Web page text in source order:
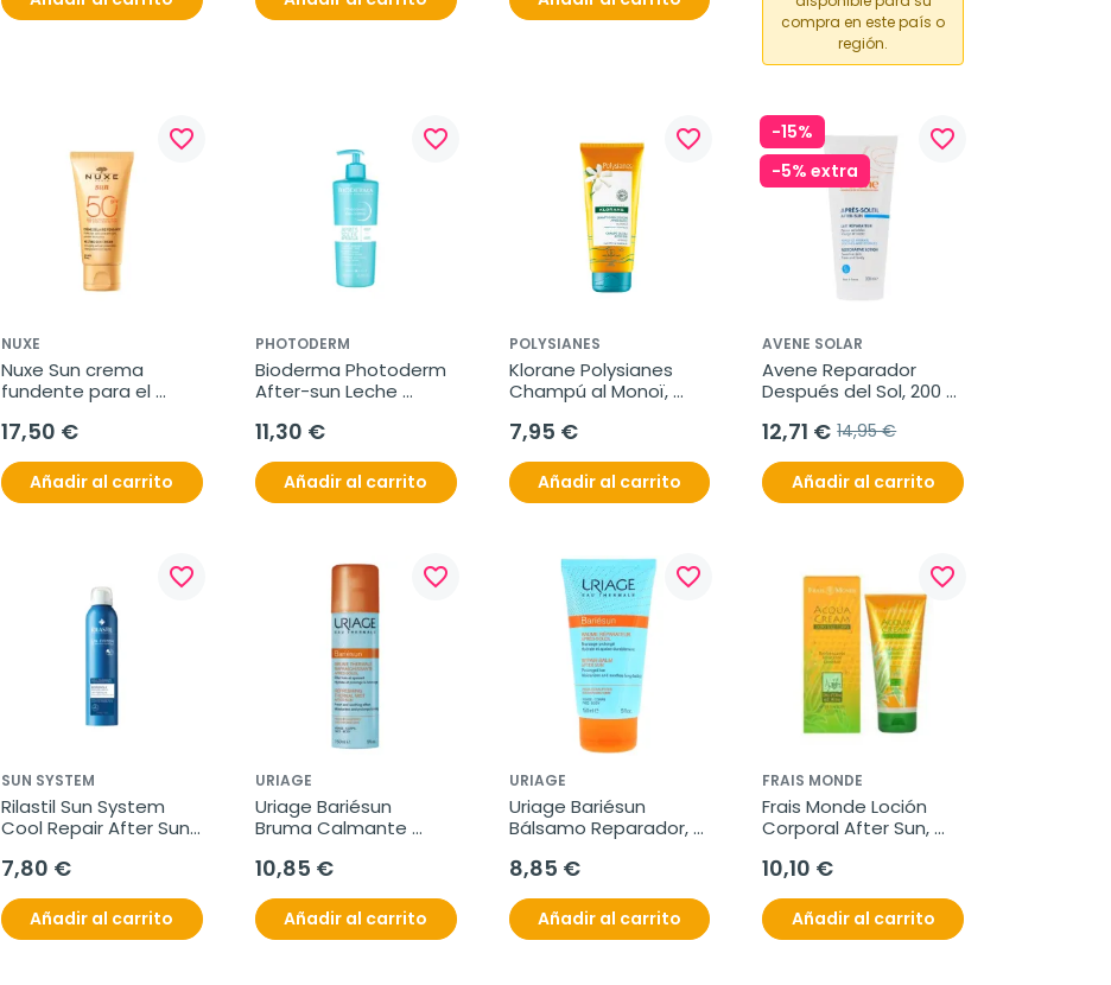
compra en este país o
región.
favorite_border
NUXE
Nuxe Sun crema
fundente para el
SPF50, 50 ml
17,50 €
Añadir al carrito
favorite_border
PHOTODERM
Bioderma Photoderm
After-sun Leche
11,30 €
Añadir al carrito
favorite_border
POLYSIANES
Klorane Polysianes
Champú al Monoï,
200ml
7,95 €
Añadir al carrito
-15%
-5% extra
favorite_border
AVENE SOLAR
Avene Reparador
Después del Sol, 200
12,71 € 14,95 €
Añadir al carrito
favorite_border
SUN SYSTEM
Rilastil Sun System
Cool Repair After Sun
7,80 €
Añadir al carrito
favorite_border
URIAGE
Uriage Bariésun
Bruma Calmante
10,85 €
Añadir al carrito
favorite_border
URIAGE
Uriage Bariésun
Bálsamo Reparador,
8,85 €
Añadir al carrito
favorite_border
FRAIS MONDE
Frais Monde Loción
Corporal After Sun,
10,10 €
Añadir al carrito